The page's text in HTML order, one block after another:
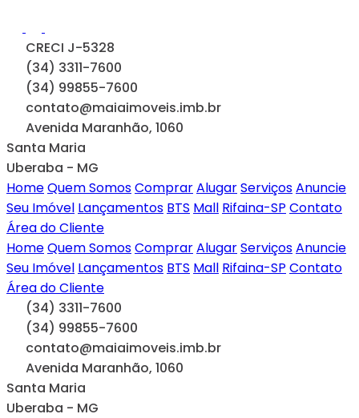
CRECI J-5328
(34) 3311-7600
(34) 99855-7600
contato@maiaimoveis.imb.br
Avenida Maranhão, 1060
Santa Maria
Uberaba - MG
HomeQuem SomosComprarAlugarServiçosAnuncie
Seu Imóvel Lançamentos BTS Mall Rifaina-SP Contato
Área do Cliente
HomeQuem SomosComprarAlugarServiçosAnuncie
Seu Imóvel Lançamentos BTS Mall Rifaina-SP Contato
Área do Cliente
(34) 3311-7600
(34) 99855-7600
contato@maiaimoveis.imb.br
Avenida Maranhão, 1060
Santa Maria
Uberaba - MG